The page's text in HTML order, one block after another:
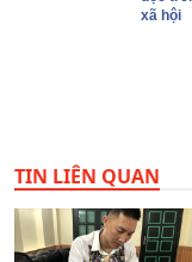
xã hội
TIN LIÊN QUAN